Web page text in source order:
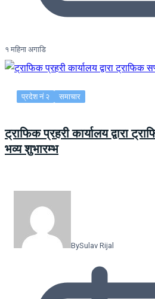
१ महिना अगाडि
प्रदेश नं २ समाचार
ट्राफिक प्रहरी कार्यालय द्वारा
भव्य शुभारम्भ
BySulav Rijal